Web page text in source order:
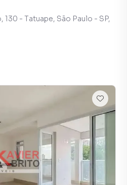
130 - Tatuape, São Paulo - SP,